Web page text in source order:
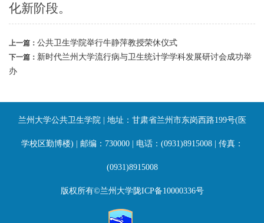
化新阶段。
上一篇： 公共卫生学院举行牛静萍教授荣休仪式
下一篇： 新时代兰州大学流行病与卫生统计学学科发展研讨会成功举
办
兰州大学公共卫生学院 | 地址：甘肃省兰州市东岗西路199号(医
学校区勤博楼) | 邮编：730000 | 电话：(0931)8915008 | 传真：
(0931)8915008
版权所有©兰州大学陇ICP备10000336号